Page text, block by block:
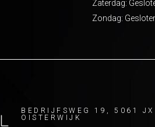
Zaterdag:
Zondag:
BEDRIJFSWEG 19, 5061 JX
OISTERWIJK